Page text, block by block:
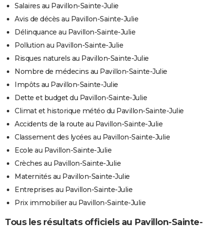
Salaires au Pavillon-Sainte-Julie
Avis de décès au Pavillon-Sainte-Julie
Délinquance au Pavillon-Sainte-Julie
Pollution au Pavillon-Sainte-Julie
Risques naturels au Pavillon-Sainte-Julie
Nombre de médecins au Pavillon-Sainte-Julie
Impôts au Pavillon-Sainte-Julie
Dette et budget du Pavillon-Sainte-Julie
Climat et historique météo du Pavillon-Sainte-Julie
Accidents de la route au Pavillon-Sainte-Julie
Classement des lycées au Pavillon-Sainte-Julie
Ecole au Pavillon-Sainte-Julie
Crèches au Pavillon-Sainte-Julie
Maternités au Pavillon-Sainte-Julie
Entreprises au Pavillon-Sainte-Julie
Prix immobilier au Pavillon-Sainte-Julie
Tous les résultats officiels au Pavillon-Sainte-